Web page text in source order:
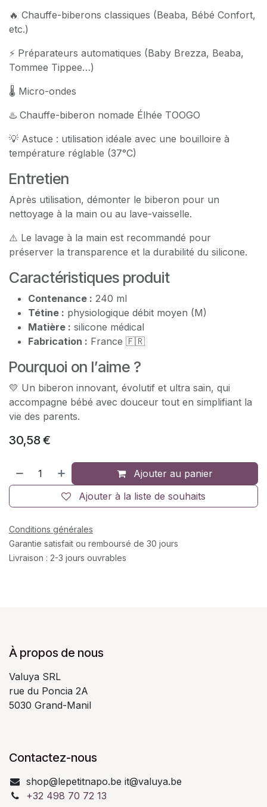
🔥 Chauffe-biberons classiques (Beaba, Bébé Confort,
etc.)
⚡ Préparateurs automatiques (Baby Brezza, Beaba,
Tommee Tippee…)
🌡 Micro-ondes
♨️ Chauffe-biberon nomade Élhée TOOGO
💡 Astuce : utilisation idéale avec une bouilloire à
température réglable (37°C)
Entretien
Après utilisation, démonter le biberon pour un
nettoyage à la main ou au lave-vaisselle.
⚠️ Le lavage à la main est recommandé pour
préserver la transparence et la durabilité du silicone.
Caractéristiques produit
Contenance : 240 ml
Tétine : physiologique débit moyen (M)
Matière : silicone médical
Fabrication : France 🇫🇷
Pourquoi on l’aime ?
💛 Un biberon innovant, évolutif et ultra sain, qui
accompagne bébé avec douceur tout en simplifiant la
vie des parents.
30,58€
Ajouter au panier
Ajouter à la liste de souhaits
Conditions générales
Garantie satisfait ou remboursé de 30 jours
Livraison : 2-3 jours ouvrables
À propos de nous
Valuya SRL
rue du Poncia 2A
5030 Grand-Manil
Contactez-nous
shop@lepetitnapo.be it@valuya.be
+32 498 70 72 13